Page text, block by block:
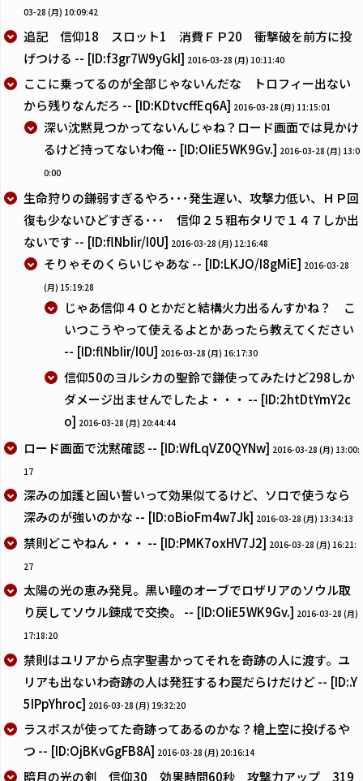
03-28 (月) 10:09:42
追記 信仰18 スロット1 消費ＦＰ20 衝撃破を前方に投
げつける -- [ID:f3gr7W9yGkI] 2016-03-28 (月) 10:11:40
ここに乗ってるのが全部じゃないんだな トロフィー出ない
から残りなんだろ -- [ID:KDtvcffEq6A] 2016-03-28 (月) 11:15:01
深い沈黙見つかってないんじゃね？ロード画面では見かけ
るけど持ってないわ俺 -- [ID:OIiE5WK9Gv.] 2016-03-28 (月) 13:0
0:00
生命狩りの鎌弱すぎるやろ･･･発生遅い、攻撃力低い、ＨＰ回
復も少ないひどすぎる･･･ 信仰２５粗布タリで１４７しか出
ないです -- [ID:flNbIir/I0U] 2016-03-28 (月) 12:16:48
そりゃそのくらいじゃあな -- [ID:LKJO/I8gMiE] 2016-03-28
(月) 15:19:28
じゃあ信仰４０とかだと結構火力出るんすかね？ こ
いつこうやって使えるよとかあったら教えてください
-- [ID:flNbIir/I0U] 2016-03-28 (月) 16:17:30
信仰50のヨルシカの聖鈴で鎌使ってみたけど298しか
ダメージ出ませんでしたよ・・・ -- [ID:2htDtYmY2c
o] 2016-03-28 (月) 20:44:44
ロード画面で沈黙確認 -- [ID:WfLqVZ0QYNw] 2016-03-28 (月) 13:00:
17
深みの加護と固い誓いって効果似てるけど、ソロで使うなら
深みのが強いのかな -- [ID:oBioFm4w7Jk] 2016-03-28 (月) 13:34:13
禁則どこやねん・・・ -- [ID:PMK7oxHV7J2] 2016-03-28 (月) 16:21:
27
太陽の光の恵み発見。黒い瞳のオーブでロザリアのソウル取
り戻してソウル錬成で交換。 -- [ID:OIiE5WK9Gv.] 2016-03-28 (月)
17:18:20
禁則はユリアから点字聖書かってそれを奇跡の人に渡す。ユ
リアも出ないわ奇跡の人は発狂するわ罠だらけだけど -- [ID:.Y
5IPpYhroc] 2016-03-28 (月) 19:32:20
ラスボスが使ってた奇跡ってあるのかな？槍上空に投げるや
つ -- [ID:OjBKvGgFB8A] 2016-03-28 (月) 20:16:14
暗月の光の剣 信仰30 効果時間60秒 攻撃力アップ 319